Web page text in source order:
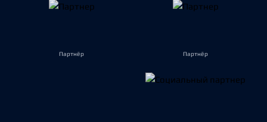
Партнёр Партнёр